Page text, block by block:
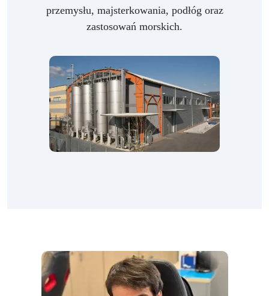
przemysłu, majsterkowania, podłóg oraz
zastosowań morskich.